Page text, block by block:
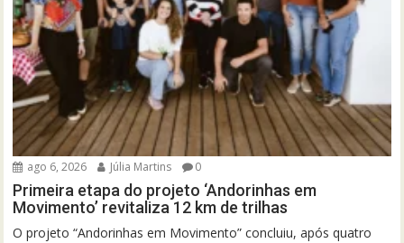
ago 6, 2026 Júlia Martins 0
Primeira etapa do projeto ‘Andorinhas em
Movimento’ revitaliza 12 km de trilhas
O projeto “Andorinhas em Movimento” concluiu, após quatro